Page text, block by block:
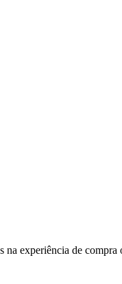
experiência de